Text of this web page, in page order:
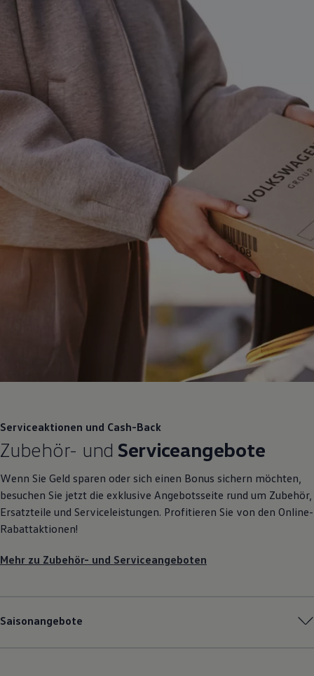
Serviceaktionen und Cash-Back
Zubehör- und Serviceangebote
Wenn Sie Geld sparen oder sich einen Bonus sichern möchten,
besuchen Sie jetzt die exklusive Angebotsseite rund um Zubehör,
Ersatzteile und Serviceleistungen. Profitieren Sie von den Online-
Rabattaktionen!
Mehr zu Zubehör- und Serviceangeboten
Saisonangebote